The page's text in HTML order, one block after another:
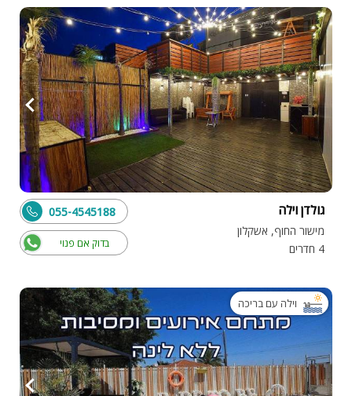
גולדן וילה
מישור החוף, אשקלון
4 חדרים
בדוק אם פנוי
055-4545188
וילה עם בריכה